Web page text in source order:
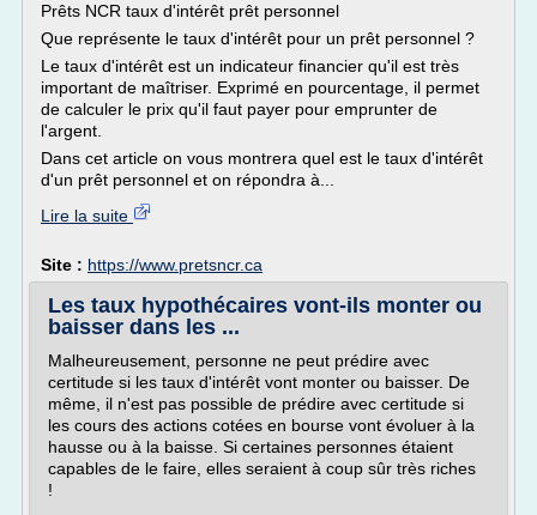
Prêts NCR taux d'intérêt prêt personnel
Que représente le taux d'intérêt pour un prêt personnel ?
Le taux d'intérêt est un indicateur financier qu'il est très
important de maîtriser. Exprimé en pourcentage, il permet
de calculer le prix qu'il faut payer pour emprunter de
l'argent.
Dans cet article on vous montrera quel est le taux d'intérêt
d'un prêt personnel et on répondra à...
Lire la suite
Site : https://www.pretsncr.ca
Les taux hypothécaires vont-ils monter ou
baisser dans les ...
Malheureusement, personne ne peut prédire avec
certitude si les taux d'intérêt vont monter ou baisser. De
même, il n'est pas possible de prédire avec certitude si
les cours des actions cotées en bourse vont évoluer à la
hausse ou à la baisse. Si certaines personnes étaient
capables de le faire, elles seraient à coup sûr très riches
!